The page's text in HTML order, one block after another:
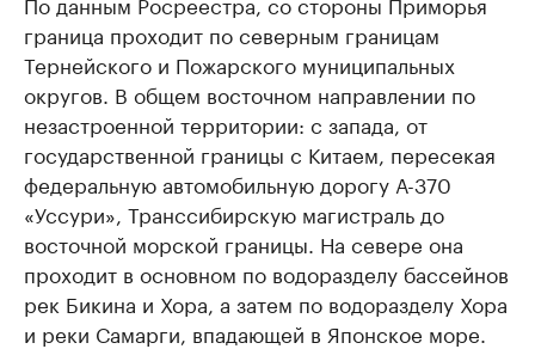
граница проходит по северным границам
Тернейского и Пожарского муниципальных
округов. В общем восточном направлении по
незастроенной территории: с запада, от
государственной границы с Китаем, пересекая
федеральную автомобильную дорогу А-370
«Уссури», Транссибирскую магистраль до
восточной морской границы. На севере она
проходит в основном по водоразделу бассейнов
рек Бикина и Хора, а затем по водоразделу Хора
и реки Самарги, впадающей в Японское море.